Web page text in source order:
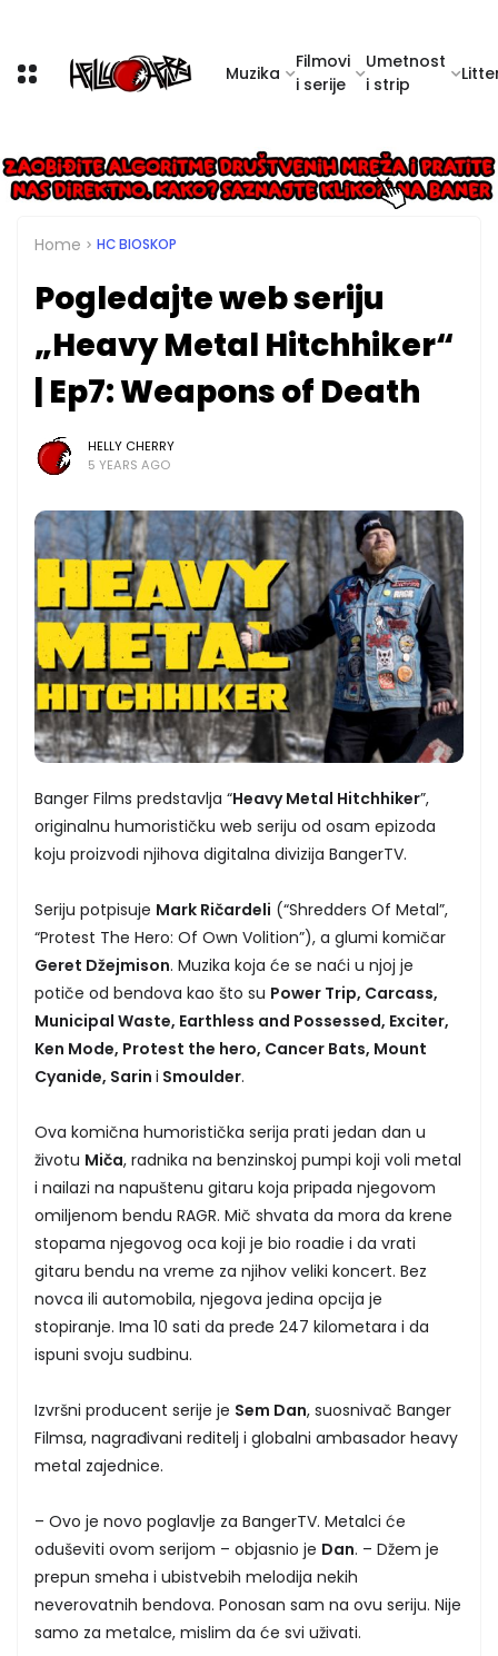
Muzika
Filmovi
i serije
Umetnost
i strip
Home HC BIOSKOP
Pogledajte web seriju
„Heavy Metal Hitchhiker“
| Ep7: Weapons of Death
HELLY CHERRY
5 YEARS AGO
Banger Films predstavlja “Heavy Metal Hitchhiker”,
originalnu humorističku web seriju od osam epizoda
koju proizvodi njihova digitalna divizija BangerTV.
Seriju potpisuje Mark Ričardeli (“Shredders Of Metal”,
“Protest The Hero: Of Own Volition”), a glumi komičar
Geret Džejmison. Muzika koja će se naći u njoj je
potiče od bendova kao što su Power Trip, Carcass,
Municipal Waste, Earthless and Possessed, Exciter,
Ken Mode, Protest the hero, Cancer Bats, Mount
Cyanide, Sarin i Smoulder.
Ova komična humoristička serija prati jedan dan u
životu Miča, radnika na benzinskoj pumpi koji voli metal
i nailazi na napuštenu gitaru koja pripada njegovom
omiljenom bendu RAGR. Mič shvata da mora da krene
stopama njegovog oca koji je bio roadie i da vrati
gitaru bendu na vreme za njihov veliki koncert. Bez
novca ili automobila, njegova jedina opcija je
stopiranje. Ima 10 sati da pređe 247 kilometara i da
ispuni svoju sudbinu.
Izvršni producent serije je Sem Dan, suosnivač Banger
Filmsa, nagrađivani reditelj i globalni ambasador heavy
metal zajednice.
– Ovo je novo poglavlje za BangerTV. Metalci će
oduševiti ovom serijom – objasnio je Dan. – Džem je
prepun smeha i ubistvebih melodija nekih
neverovatnih bendova. Ponosan sam na ovu seriju. Nije
samo za metalce, mislim da će svi uživati.